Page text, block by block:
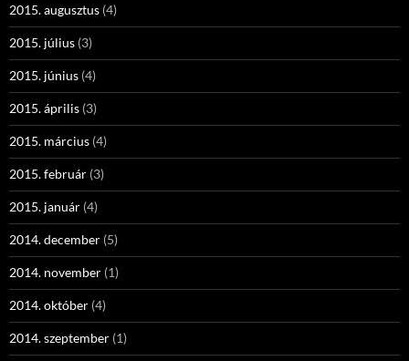
2015. augusztus (4)
2015. július (3)
2015. június (4)
2015. április (3)
2015. március (4)
2015. február (3)
2015. január (4)
2014. december (5)
2014. november (1)
2014. október (4)
2014. szeptember (1)